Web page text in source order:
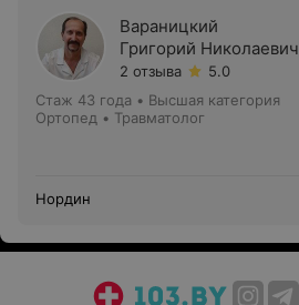
Вараницкий
Григорий Николаевич
2 отзыва
5.0
Стаж 43 года • Высшая категория
Ортопед • Травматолог
Нордин